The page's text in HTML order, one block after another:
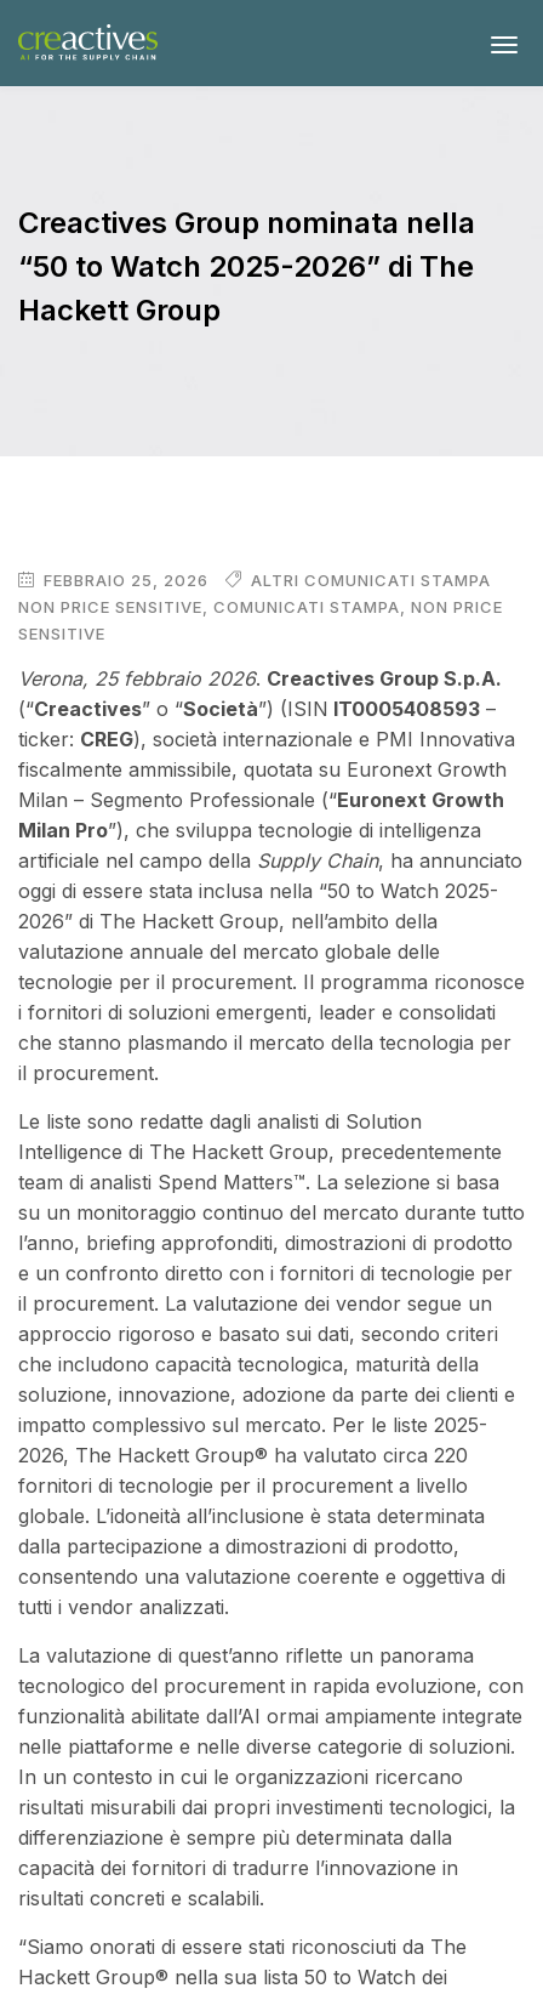
Creactives Group nominata nella
“50 to Watch 2025-2026” di The
Hackett Group
FEBBRAIO 25, 2026
ALTRI COMUNICATI STAMPA
NON PRICE SENSITIVE, COMUNICATI STAMPA, NON PRICE
SENSITIVE
Verona, 25 febbraio 2026. Creactives Group S.p.A.
(“Creactives” o “Società”) (ISIN IT0005408593 –
ticker: CREG), società internazionale e PMI Innovativa
fiscalmente ammissibile, quotata su Euronext Growth
Milan – Segmento Professionale (“Euronext Growth
Milan Pro”), che sviluppa tecnologie di intelligenza
artificiale nel campo della Supply Chain, ha annunciato
oggi di essere stata inclusa nella “50 to Watch 2025-
2026” di The Hackett Group, nell’ambito della
valutazione annuale del mercato globale delle
tecnologie per il procurement. Il programma riconosce
i fornitori di soluzioni emergenti, leader e consolidati
che stanno plasmando il mercato della tecnologia per
il procurement.
Le liste sono redatte dagli analisti di Solution
Intelligence di The Hackett Group, precedentemente
team di analisti Spend Matters™. La selezione si basa
su un monitoraggio continuo del mercato durante tutto
l’anno, briefing approfonditi, dimostrazioni di prodotto
e un confronto diretto con i fornitori di tecnologie per
il procurement. La valutazione dei vendor segue un
approccio rigoroso e basato sui dati, secondo criteri
che includono capacità tecnologica, maturità della
soluzione, innovazione, adozione da parte dei clienti e
impatto complessivo sul mercato. Per le liste 2025-
2026, The Hackett Group® ha valutato circa 220
fornitori di tecnologie per il procurement a livello
globale. L’idoneità all’inclusione è stata determinata
dalla partecipazione a dimostrazioni di prodotto,
consentendo una valutazione coerente e oggettiva di
tutti i vendor analizzati.
La valutazione di quest’anno riflette un panorama
tecnologico del procurement in rapida evoluzione, con
funzionalità abilitate dall’AI ormai ampiamente integrate
nelle piattaforme e nelle diverse categorie di soluzioni.
In un contesto in cui le organizzazioni ricercano
risultati misurabili dai propri investimenti tecnologici, la
differenziazione è sempre più determinata dalla
capacità dei fornitori di tradurre l’innovazione in
risultati concreti e scalabili.
“Siamo onorati di essere stati riconosciuti da The
Hackett Group® nella sua lista 50 to Watch dei